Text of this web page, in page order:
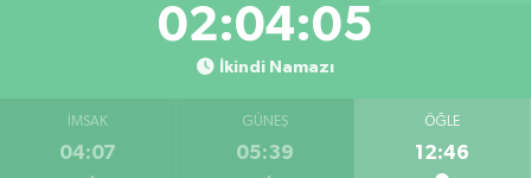
02:04:04
İkindi Namazı
İMSAK
04:07
GÜNEŞ
05:39
ÖĞLE
12:46